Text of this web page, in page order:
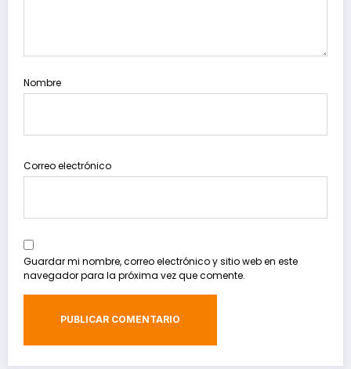
Nombre
Correo electrónico
Guardar mi nombre, correo electrónico y sitio web en este
navegador para la próxima vez que comente.